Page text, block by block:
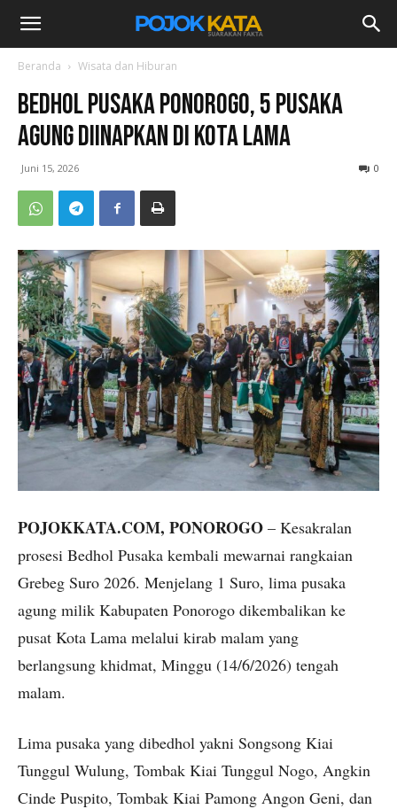
Beranda Wisata dan Hiburan
Bedhol Pusaka Ponorogo, 5 Pusaka
Agung Diinapkan di Kota Lama
Juni 15, 2026 0
POJOKKATA.COM, PONOROGO – Kesakralan
prosesi Bedhol Pusaka kembali mewarnai rangkaian
Grebeg Suro 2026. Menjelang 1 Suro, lima pusaka
agung milik Kabupaten Ponorogo dikembalikan ke
pusat Kota Lama melalui kirab malam yang
berlangsung khidmat, Minggu (14/6/2026) tengah
malam.
Lima pusaka yang dibedhol yakni Songsong Kiai
Tunggul Wulung, Tombak Kiai Tunggul Nogo, Angkin
Cinde Puspito, Tombak Kiai Pamong Angon Geni, dan